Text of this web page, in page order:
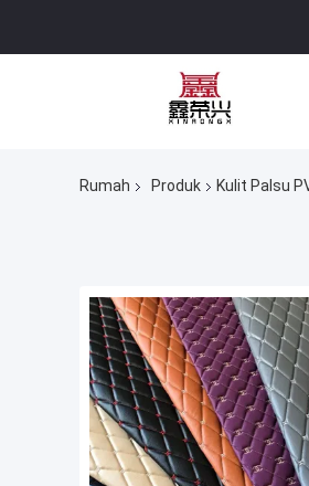
Rumah Produk Kulit Palsu